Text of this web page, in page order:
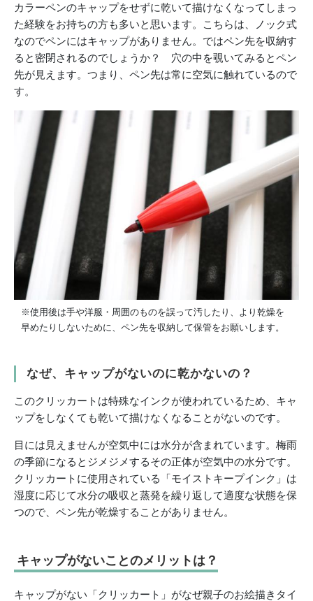
カラーペンのキャップをせずに乾いて描けなくなってしまっ
た経験をお持ちの方も多いと思います。こちらは、ノック式
なのでペンにはキャップがありません。ではペン先を収納す
ると密閉されるのでしょうか？ 穴の中を覗いてみるとペン
先が見えます。つまり、ペン先は常に空気に触れているので
す。
※使用後は手や洋服・周囲のものを誤って汚したり、より乾燥を
早めたりしないために、ペン先を収納して保管をお願いします。
なぜ、キャップがないのに乾かないの？
このクリッカートは特殊なインクが使われているため、キャ
ップをしなくても乾いて描けなくなることがないのです。
目には見えませんが空気中には水分が含まれています。梅雨
の季節になるとジメジメするその正体が空気中の水分です。
クリッカートに使用されている「モイストキープインク」は
湿度に応じて水分の吸収と蒸発を繰り返して適度な状態を保
つので、ペン先が乾燥することがありません。
キャップがないことのメリットは？
キャップがない「クリッカート」がなぜ親子のお絵描きタイ